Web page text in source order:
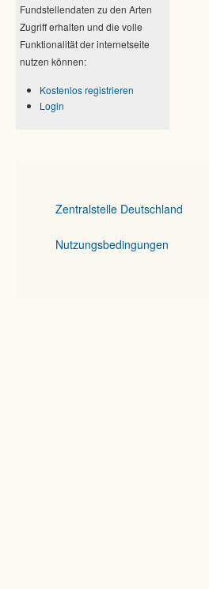
Fundstellendaten zu den Arten
Zugriff erhalten und die volle
Funktionalität der internetseite
nutzen können:
Kostenlos registrieren
Login
Zentralstelle Deutschland
Nutzungsbedingungen